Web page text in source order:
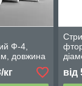
Ф-4,
довжина
мм ТУ 6-05-
від